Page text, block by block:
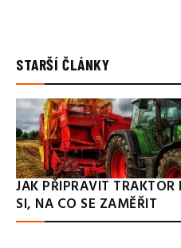
STARŠÍ ČLÁNKY
JAK PŘIPRAVIT TRAKTOR
SI, NA CO SE ZAMĚŘIT